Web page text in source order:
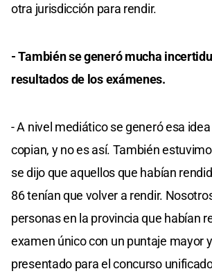
otra jurisdicción para rendir.
- También se generó mucha
resultados de los exámenes.
- A nivel mediático se generó esa
copian, y no es así. También
se dijo que aquellos que habían
86 tenían que volver a rendir.
personas en la provincia que habían
examen único con un puntaje mayor
presentado para el concurso